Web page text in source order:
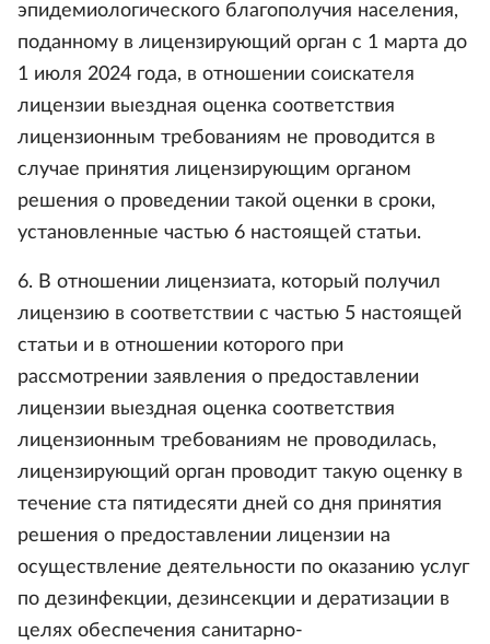
эпидемиологического благополучия населения,
поданному в лицензирующий орган с 1 марта до
1 июля 2024 года, в отношении соискателя
лицензии выездная оценка соответствия
лицензионным требованиям не проводится в
случае принятия лицензирующим органом
решения о проведении такой оценки в сроки,
установленные частью 6 настоящей статьи.
6. В отношении лицензиата, который получил
лицензию в соответствии с частью 5 настоящей
статьи и в отношении которого при
рассмотрении заявления о предоставлении
лицензии выездная оценка соответствия
лицензионным требованиям не проводилась,
лицензирующий орган проводит такую оценку в
течение ста пятидесяти дней со дня принятия
решения о предоставлении лицензии на
осуществление деятельности по оказанию услуг
по дезинфекции, дезинсекции и дератизации в
целях обеспечения санитарно-